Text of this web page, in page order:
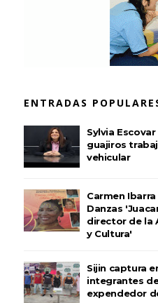
ENTRADAS
Sylvia
guajiros
vehicular
Carmen
Danzas
director de la
y Cultura'
Sijin captura
integrantes
expendedor